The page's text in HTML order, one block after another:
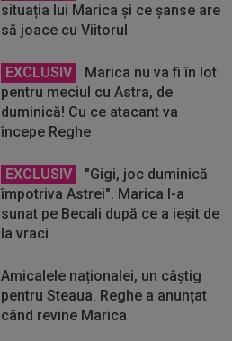
situația lui Marica și ce șanse are
să joace cu Viitorul
EXCLUSIV
Marica nu va fi în lot
pentru meciul cu Astra, de
duminică! Cu ce atacant va
începe Reghe
EXCLUSIV
"Gigi, joc duminică
împotriva Astrei". Marica l-a
sunat pe Becali după ce a ieşit de
la vraci
Amicalele naționalei, un câștig
pentru Steaua. Reghe a anunțat
când revine Marica